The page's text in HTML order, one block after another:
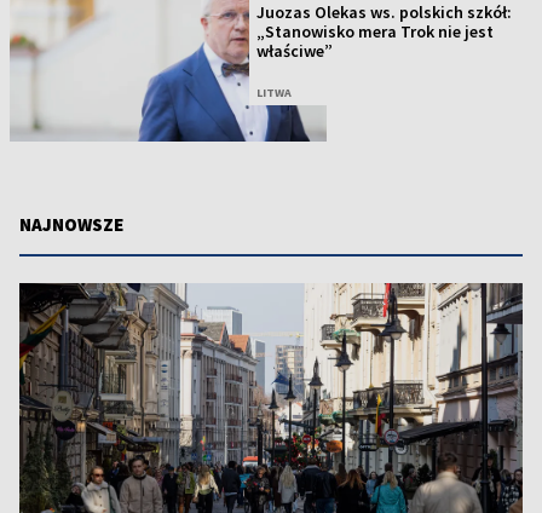
Juozas Olekas ws. polskich szkół:
„Stanowisko mera Trok nie jest
właściwe”
LITWA
NAJNOWSZE